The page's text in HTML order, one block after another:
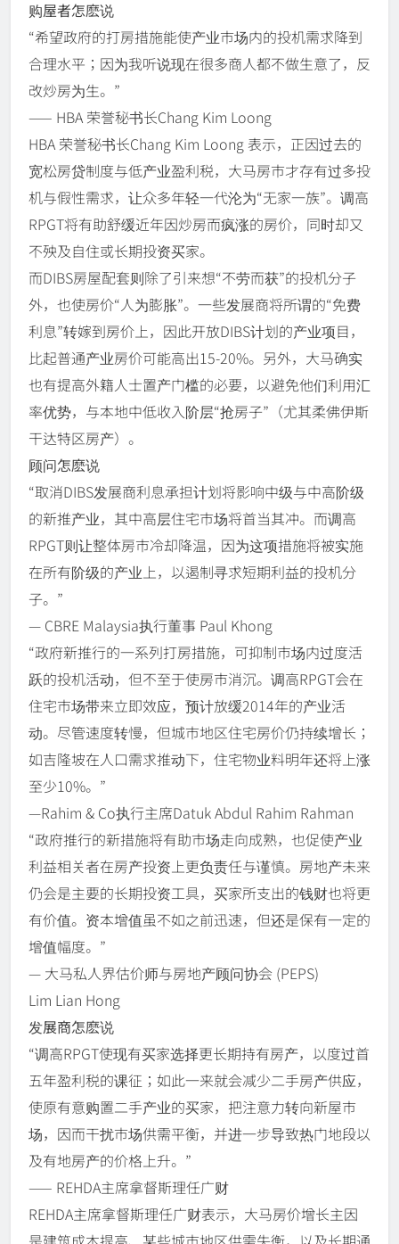
购屋者怎麽说
“希望政府的打房措施能使产业市场内的投机需求降到
合理水平；因为我听说现在很多商人都不做生意了，反
改炒房为生。”
—— HBA 荣誉秘书长Chang Kim Loong
HBA 荣誉秘书长Chang Kim Loong 表示，正因过去的
宽松房贷制度与低产业盈利税，大马房市才存有过多投
机与假性需求，让众多年轻一代沦为“无家一族”。调高
RPGT将有助舒缓近年因炒房而疯涨的房价，同时却又
不殃及自住或长期投资买家。
而DIBS房屋配套则除了引来想“不劳而获”的投机分子
外，也使房价“人为膨胀”。一些发展商将所谓的“免费
利息”转嫁到房价上，因此开放DIBS计划的产业项目，
比起普通产业房价可能高出15-20%。另外，大马确实
也有提高外籍人士置产门槛的必要，以避免他们利用汇
率优势，与本地中低收入阶层“抢房子”（尤其柔佛伊斯
干达特区房产）。
顾问怎麽说
“取消DIBS发展商利息承担计划将影响中级与中高阶级
的新推产业，其中高层住宅市场将首当其冲。而调高
RPGT则让整体房市冷却降温，因为这项措施将被实施
在所有阶级的产业上，以遏制寻求短期利益的投机分
子。”
— CBRE Malaysia执行董事 Paul Khong
“政府新推行的一系列打房措施，可抑制市场内过度活
跃的投机活动，但不至于使房市消沉。调高RPGT会在
住宅市场带来立即效应，预计放缓2014年的产业活
动。尽管速度转慢，但城市地区住宅房价仍持续增长；
如吉隆坡在人口需求推动下，住宅物业料明年还将上涨
至少10%。”
—Rahim & Co执行主席Datuk Abdul Rahim Rahman
“政府推行的新措施将有助市场走向成熟，也促使产业
利益相关者在房产投资上更负责任与谨慎。房地产未来
仍会是主要的长期投资工具，买家所支出的钱财也将更
有价值。资本增值虽不如之前迅速，但还是保有一定的
增值幅度。”
— 大马私人界估价师与房地产顾问协会 (PEPS)
Lim Lian Hong
发展商怎麽说
“调高RPGT使现有买家选择更长期持有房产，以度过首
五年盈利税的课征；如此一来就会减少二手房产供应，
使原有意购置二手产业的买家，把注意力转向新屋市
场，因而干扰市场供需平衡，并进一步导致热门地段以
及有地房产的价格上升。”
—— REHDA主席拿督斯理任广财
REHDA主席拿督斯理任广财表示，大马房价增长主因